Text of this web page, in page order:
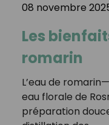
08 novembre
Les
romarin
L’eau de
eau florale de
préparation